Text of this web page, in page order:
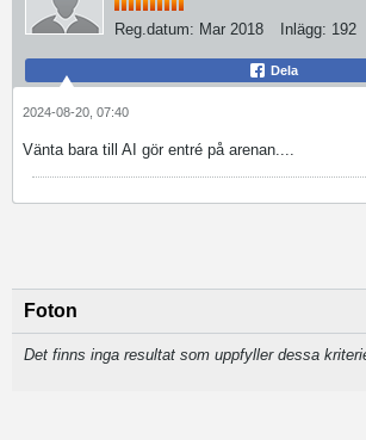
Reg.datum: Mar 2018 Inlägg: 192
Dela
2024-08-20, 07:40
Vänta bara till AI gör entré på arenan....
Foton
Det finns inga resultat som uppfyller dessa